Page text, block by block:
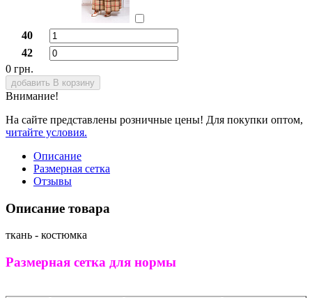
40
42
0 грн.
добавить В корзину
Внимание!
На сайте представлены розничные цены! Для покупки оптом,
читайте условия.
Описание
Размерная сетка
Отзывы
Описание товара
ткань - костюмка
Размерная сетка для нормы